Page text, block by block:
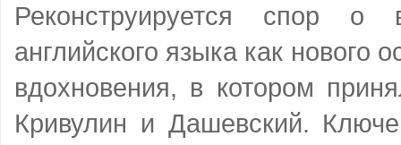
Реконструируется спор о
английского языка как нового
вдохновения, в котором
Кривулин и Дашевский.